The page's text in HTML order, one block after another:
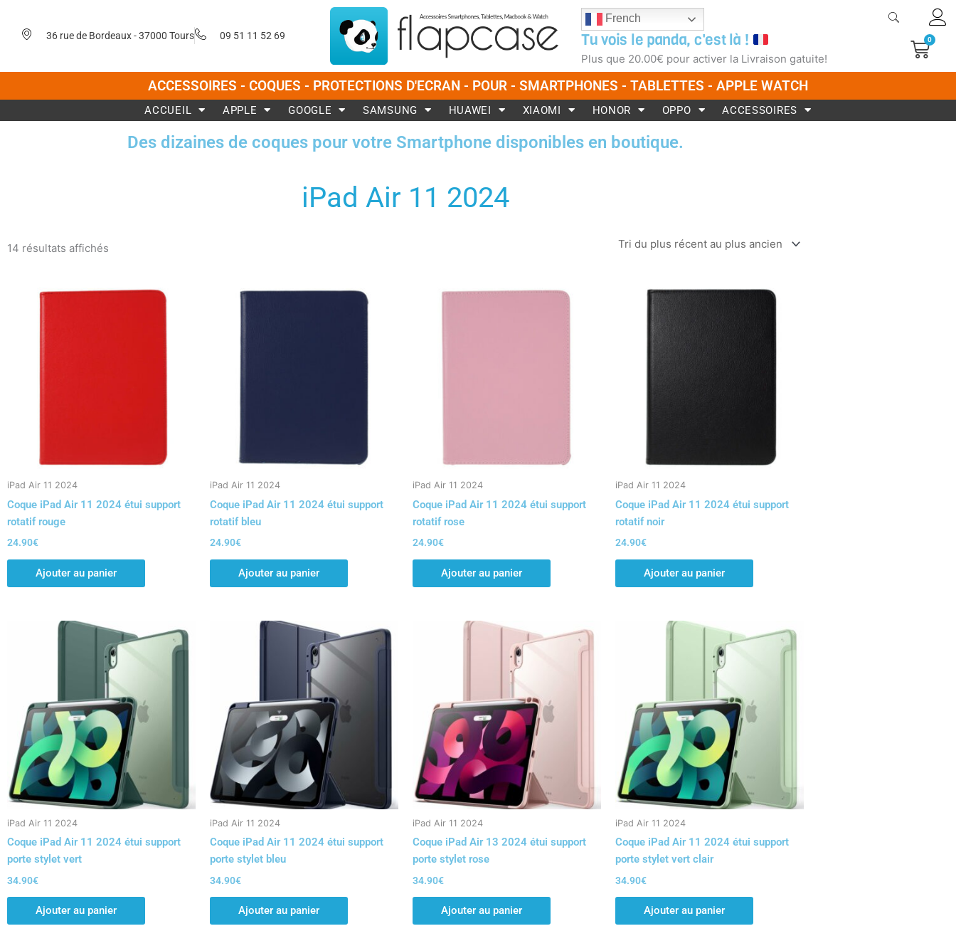
contenu
36 rue de Bordeaux - 37000 Tours 09 51 11 52 69
French
Tu vois le panda, c'est là !
Plus que 20.00€ pour activer la Livraison gatuite!
0
ACCESSOIRES - COQUES - PROTECTIONS D'ECRAN - POUR - SMARTPHONES - TABLETTES - APPLE WATCH
ACCUEIL APPLE GOOGLE SAMSUNG HUAWEI XIAOMI HONOR OPPO ACCESSOIRES
Des dizaines de coques pour votre Smartphone disponibles en boutique.
iPad Air 11 2024
14 résultats affichés
plus
iPad Air 11 2024
Coque iPad Air 11 2024 étui support
rotatif rouge
24.90€
Ajouter au panier
iPad Air 11 2024
Coque iPad Air 11 2024 étui support
rotatif bleu
24.90€
Ajouter au panier
iPad Air 11 2024
Coque iPad Air 11 2024 étui support
rotatif rose
24.90€
Ajouter au panier
iPad Air 11 2024
Coque iPad Air 11 2024 étui support
rotatif noir
24.90€
Ajouter au panier
iPad Air 11 2024
Coque iPad Air 11 2024 étui support
porte stylet vert
34.90€
Ajouter au panier
iPad Air 11 2024
Coque iPad Air 11 2024 étui support
porte stylet bleu
34.90€
Ajouter au panier
iPad Air 11 2024
Coque iPad Air 13 2024 étui support
porte stylet rose
34.90€
Ajouter au panier
iPad Air 11 2024
Coque iPad Air 11 2024 étui support
porte stylet vert clair
34.90€
Ajouter au panier